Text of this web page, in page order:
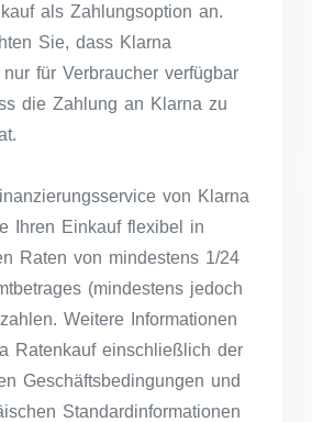
als Zahlungsoption an.
Sie, dass Klarna
nur für Verbraucher verfügbar
die Zahlung an Klarna zu
von Klarna
Ihren Einkauf flexibel in
Raten von mindestens 1/24
(mindestens jedoch
Weitere Informationen
Ratenkauf einschließlich der
Geschäftsbedingungen und
Standardinformationen